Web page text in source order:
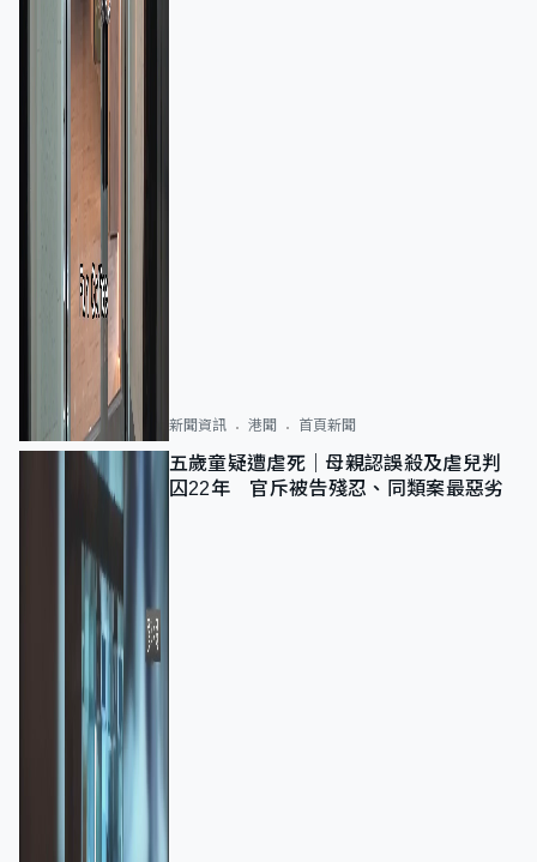
新聞資訊 港聞 首頁新聞
五歲童疑遭虐死｜母親認誤殺及虐兒判
囚22年 官斥被告殘忍、同類案最惡劣